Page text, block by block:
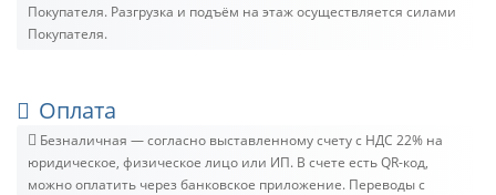
Покупателя. Разгрузка и подъём на этаж осуществляется силами
Покупателя.
Оплата
Безналичная — согласно выставленному счету c НДС 22% на
юридическое, физическое лицо или ИП. В счете есть QR-код,
можно оплатить через банковское приложение. Переводы с